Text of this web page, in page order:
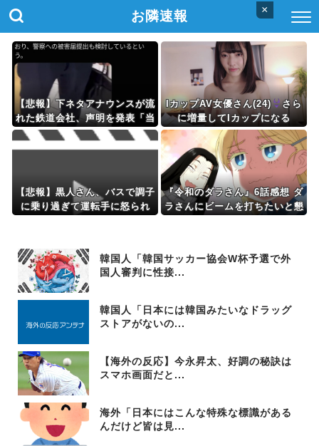
×
お隣速報
【悲報】下ネタアナウンスが流
れた鉄道会社、声明を発表「当
社が意図しない音声が流れた」
IカップAV女優さん(24)
さら
に増量してIカップになる
【悲報】黒人さん、バスで調子
に乗り過ぎて運転手に怒られ
『令和のダラさん』6話感想 ダ
ラさんにビームを打ちたいと懇
韓国人「韓国サッカー協会W杯予選で外
国人審判に性接...
韓国人「日本には韓国みたいなドラッグ
ストアがないの...
【海外の反応】今永昇太、好調の秘訣は
スマホ画面だと...
海外「日本にはこんな特殊な標識がある
んだけど皆は見...